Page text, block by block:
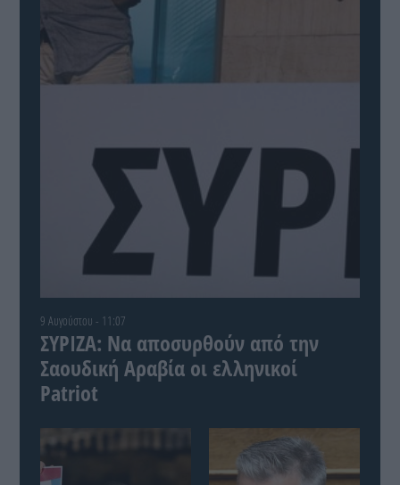
9 Αυγούστου - 11:07
ΣΥΡΙΖΑ: Να αποσυρθούν από την
Σαουδική Αραβία οι ελληνικοί
Patriot